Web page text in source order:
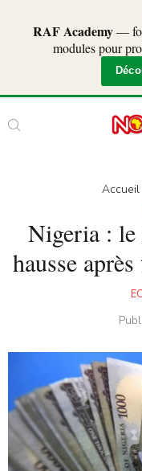
RAF Academy—
modules pour
Accueil
Nigeria : le
hausse